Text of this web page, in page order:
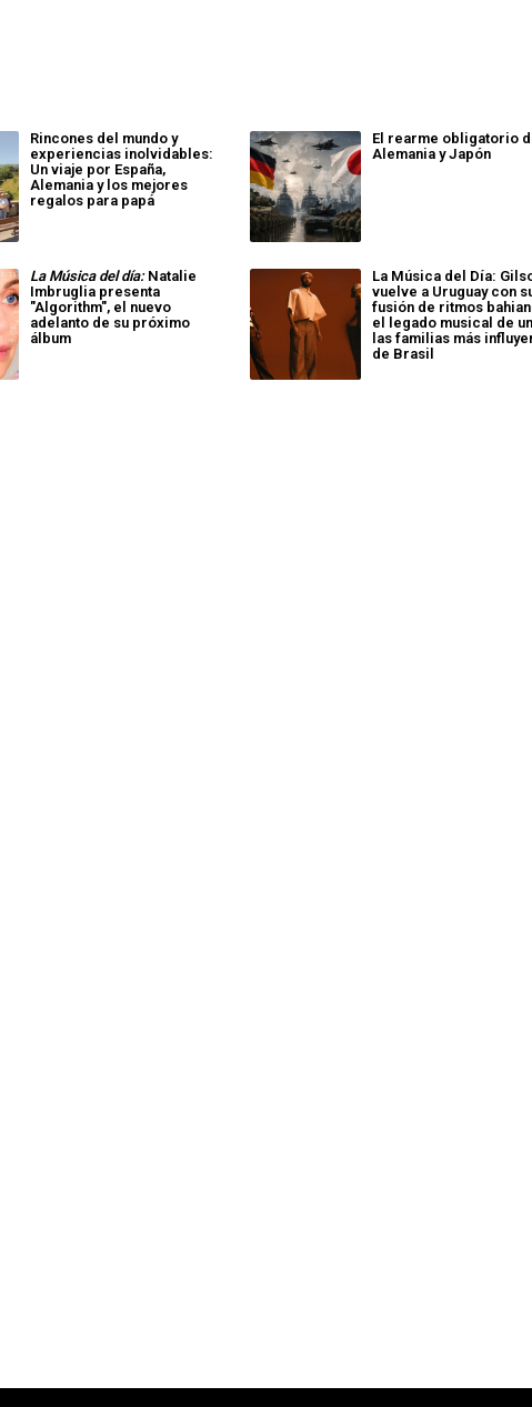
Rincones del mundo y
experiencias inolvidables:
Un viaje por España,
Alemania y los mejores
regalos para papá
El rearme obligatorio
Alemania y Japón
La Música del día:Natalie
Imbruglia presenta
"Algorithm", el nuevo
adelanto de su próximo
álbum
La Música del Día:
vuelve a Uruguay con
fusión de ritmos
el legado musical de
las familias más
de Brasil